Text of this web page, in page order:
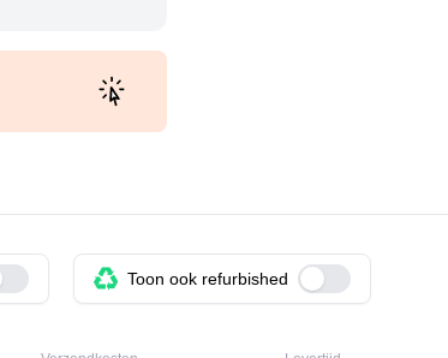
setting Toon ook refurbished Use setting